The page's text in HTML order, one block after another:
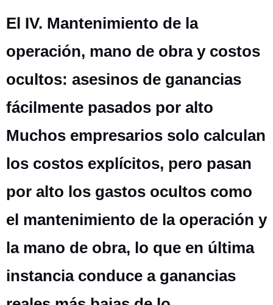
El IV. Mantenimiento de la
operación, mano de obra y costos
ocultos: asesinos de ganancias
fácilmente pasados por alto
Muchos empresarios solo calculan
los costos explícitos, pero pasan
por alto los gastos ocultos como
el mantenimiento de la operación y
la mano de obra, lo que en última
instancia conduce a ganancias